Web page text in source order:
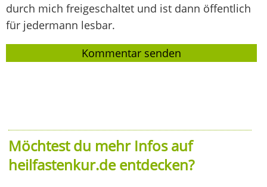
durch mich freigeschaltet und ist dann öffentlich
für jedermann lesbar.
Möchtest du mehr Infos auf
heilfastenkur.de entdecken?